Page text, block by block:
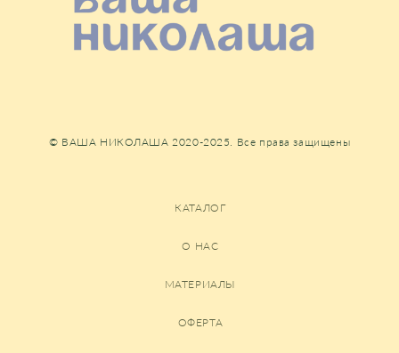
© ВАША НИКОЛАША 2020-2025. Все права защищены
КАТАЛОГ
О НАС
МАТЕРИАЛЫ
ОФЕРТА